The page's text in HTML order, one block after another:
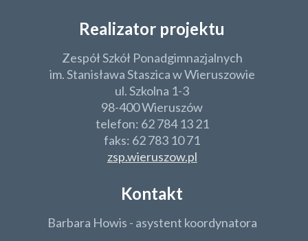
Realizator projektu
Zespół Szkół Ponadgimnazjalnych
im. Stanisława Staszica w Wieruszowie
ul. Szkolna 1-3
98-400 Wieruszów
telefon: 62 784 13 21
faks: 62 783 10 71
zsp.wieruszow.pl
Kontakt
Barbara Howis - asystent koordynatora